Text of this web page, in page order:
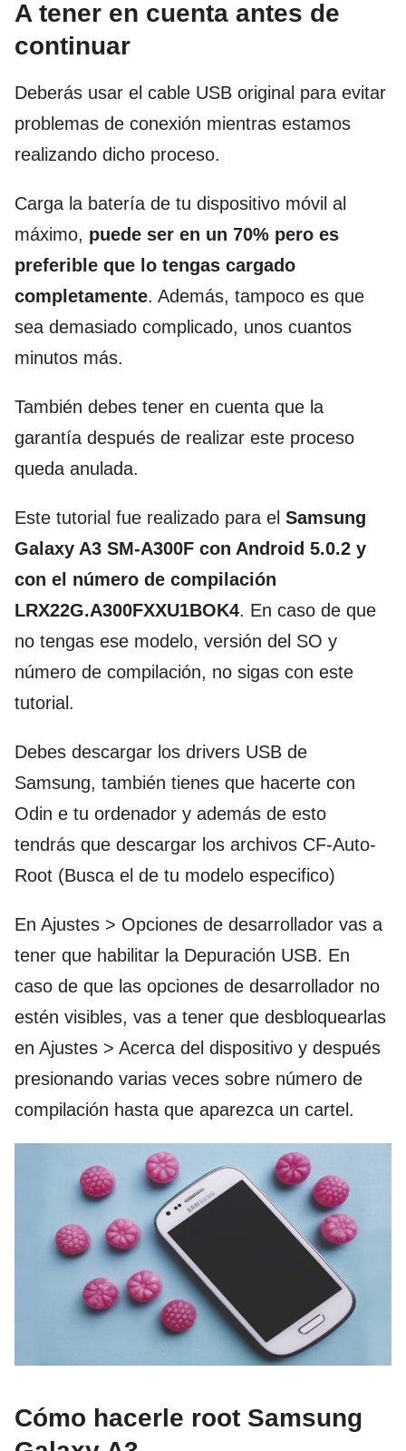
A tener en cuenta antes de
continuar
Deberás usar el cable USB original para evitar
problemas de conexión mientras estamos
realizando dicho proceso.
Carga la batería de tu dispositivo móvil al
máximo, puede ser en un 70% pero es
preferible que lo tengas cargado
completamente. Además, tampoco es que
sea demasiado complicado, unos cuantos
minutos más.
También debes tener en cuenta que la
garantía después de realizar este proceso
queda anulada.
Este tutorial fue realizado para el Samsung
Galaxy A3 SM-A300F con Android 5.0.2 y
con el número de compilación
LRX22G.A300FXXU1BOK4. En caso de que
no tengas ese modelo, versión del SO y
número de compilación, no sigas con este
tutorial.
Debes descargar los drivers USB de
Samsung, también tienes que hacerte con
Odin e tu ordenador y además de esto
tendrás que descargar los archivos CF-Auto-
Root (Busca el de tu modelo especifico)
En Ajustes > Opciones de desarrollador vas a
tener que habilitar la Depuración USB. En
caso de que las opciones de desarrollador no
estén visibles, vas a tener que desbloquearlas
en Ajustes > Acerca del dispositivo y después
presionando varias veces sobre número de
compilación hasta que aparezca un cartel.
Cómo hacerle root Samsung